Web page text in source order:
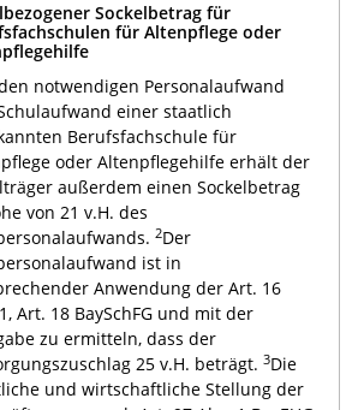
Sockelbetrag für
für Altenpflege oder
notwendigen Personalaufwand
einer staatlich
Berufsfachschule für
oder Altenpflegehilfe erhält der
außerdem einen Sockelbetrag
von 21 v.H. des
2Der
ist in
Anwendung der Art. 16
Art. 18 BaySchFG und mit der
zu ermitteln, dass der
25 v.H. beträgt. 3Die
und wirtschaftliche Stellung der